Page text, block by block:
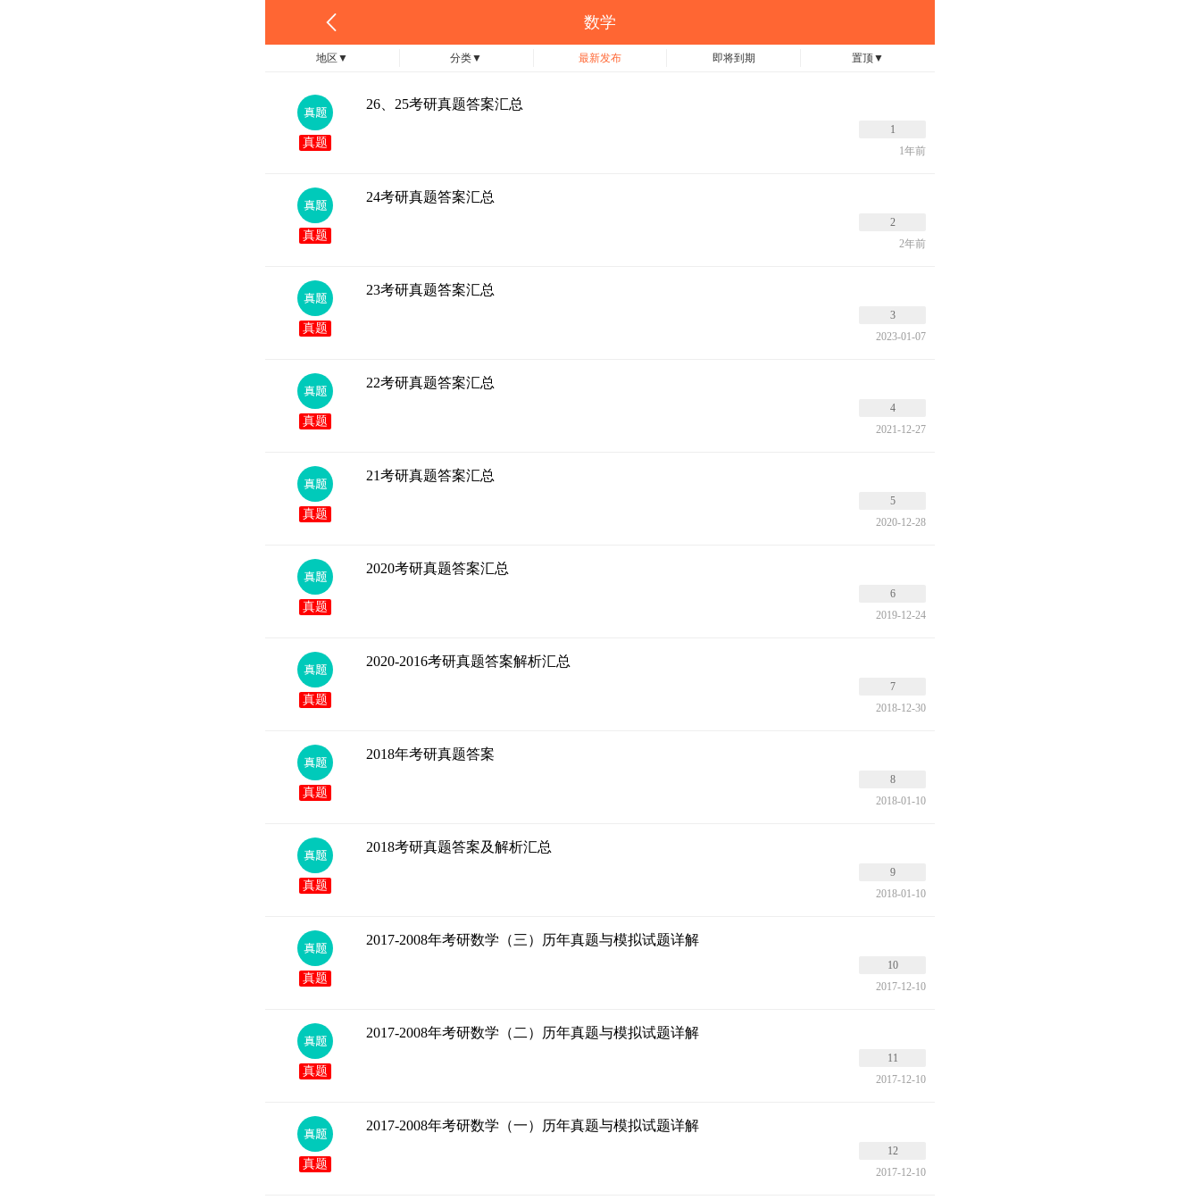
数学
地区 ▼ 分类▼ 最新发布 即将到期 置顶▼
真题
26、25考研真题答案汇总
1
1年前
真题
24考研真题答案汇总
2
2年前
真题
23考研真题答案汇总
3
2023-01-07
真题
22考研真题答案汇总
4
2021-12-27
真题
21考研真题答案汇总
5
2020-12-28
真题
2020考研真题答案汇总
6
2019-12-24
真题
2020-2016考研真题答案解析汇总
7
2018-12-30
真题
2018年考研真题答案
8
2018-01-10
真题
2018考研真题答案及解析汇总
9
2018-01-10
真题
2017-2008年考研数学（三）历年真题与模拟试题详解
10
2017-12-10
真题
2017-2008年考研数学（二）历年真题与模拟试题详解
11
2017-12-10
真题
2017-2008年考研数学（一）历年真题与模拟试题详解
12
2017-12-10